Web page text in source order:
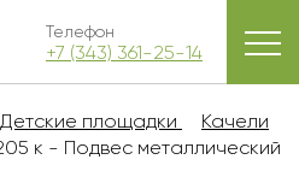
Телефон
+7 (343) 361-25-14
Детские площадки
Качели
к - Подвес металлический